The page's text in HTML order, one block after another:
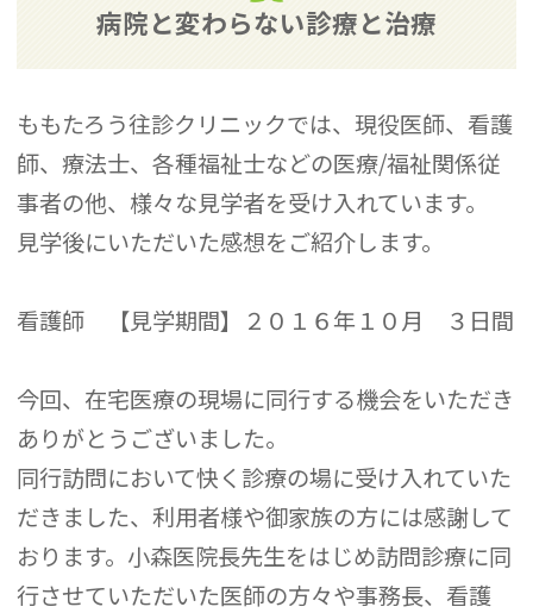
病院と変わらない診療と治療
ももたろう往診クリニックでは、現役医師、看護
師、療法士、各種福祉士などの医療/福祉関係従
事者の他、様々な見学者を受け入れています。
見学後にいただいた感想をご紹介します。
看護師 【見学期間】２０１６年１０月 ３日間
今回、在宅医療の現場に同行する機会をいただき
ありがとうございました。
同行訪問において快く診療の場に受け入れていた
だきました、利用者様や御家族の方には感謝して
おります。小森医院長先生をはじめ訪問診療に同
行させていただいた医師の方々や事務長、看護